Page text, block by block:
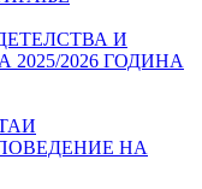
И
2026 ГОДИНА
НА